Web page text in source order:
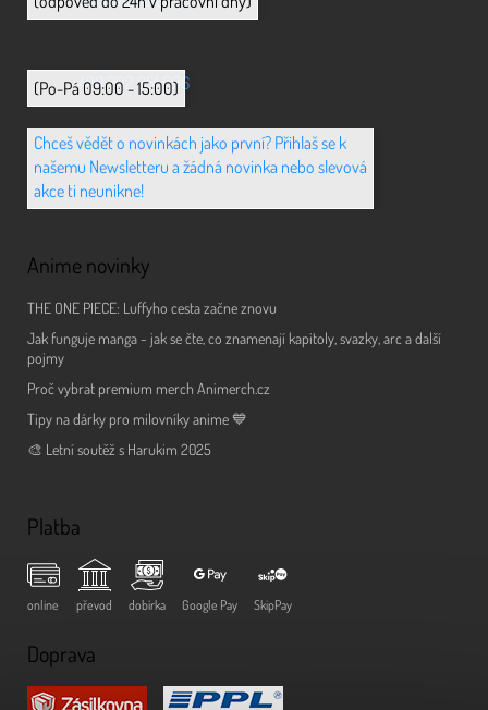
+420 702 851 036
(Po-Pá 09:00 - 15:00)
Chceš vědět o novinkách jako první? Přihlaš se k
našemu Newsletteru a žádná novinka nebo slevová
akce ti neunikne!
Anime novinky
THE ONE PIECE: Luffyho cesta začne znovu
Jak funguje manga - jak se čte, co znamenají kapitoly, svazky, arc a další
pojmy
Proč vybrat premium merch Animerch.cz
Tipy na dárky pro milovníky anime 💙
🎨 Letní soutěž s Harukim 2025
Platba
online převod dobírka Google Pay SkipPay
Doprava